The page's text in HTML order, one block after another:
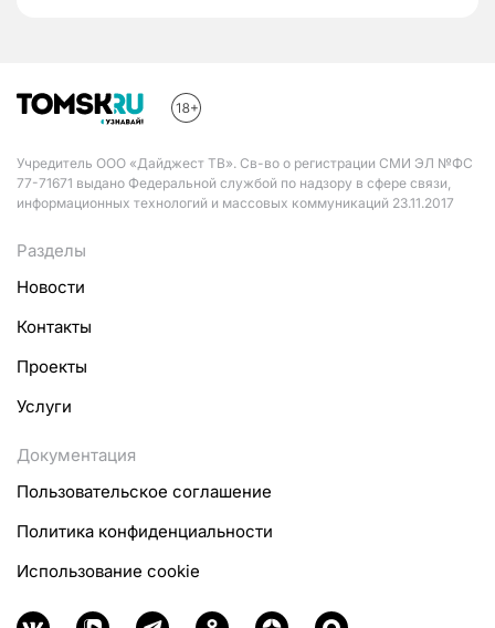
Учредитель ООО «Дайджест ТВ». Св-во о регистрации СМИ ЭЛ №ФС
77-71671 выдано Федеральной службой по надзору в сфере связи,
информационных технологий и массовых коммуникаций 23.11.2017
Разделы
Новости
Контакты
Проекты
Услуги
Документация
Пользовательское соглашение
Политика конфиденциальности
Использование cookie